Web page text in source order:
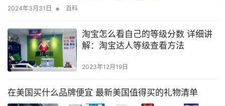
2024年3月31日 • 百科
淘宝怎么看自己的等级分数 详细讲
解：淘宝达人等级查看方法
2023年12月19日
在美国买什么品牌便宜 最新美国值得买的礼物清单